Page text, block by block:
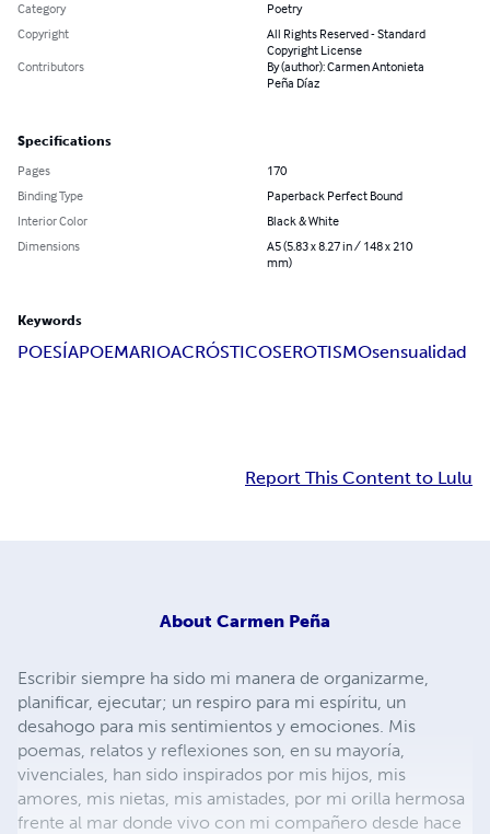
Category
Poetry
Copyright
All Rights Reserved - Standard
Copyright License
Contributors
By (author): Carmen Antonieta
Peña Díaz
Specifications
Pages
170
Binding Type
Paperback Perfect Bound
Interior Color
Black & White
Dimensions
A5 (5.83 x 8.27 in / 148 x 210
mm)
Keywords
POESÍAPOEMARIOACRÓSTICOSEROTISMOsensualidad
Report This Content to Lulu
About Carmen Peña
Escribir siempre ha sido mi manera de organizarme,
planificar, ejecutar; un respiro para mi espíritu, un
desahogo para mis sentimientos y emociones. Mis
poemas, relatos y reflexiones son, en su mayoría,
vivenciales, han sido inspirados por mis hijos, mis
amores, mis nietas, mis amistades, por mi orilla hermosa
frente al mar donde vivo con mi compañero desde hace